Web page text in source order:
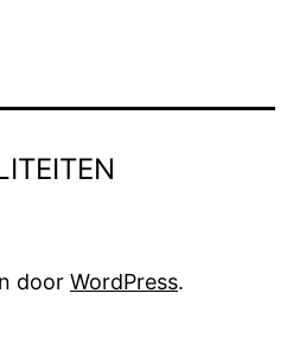
door WordPress.